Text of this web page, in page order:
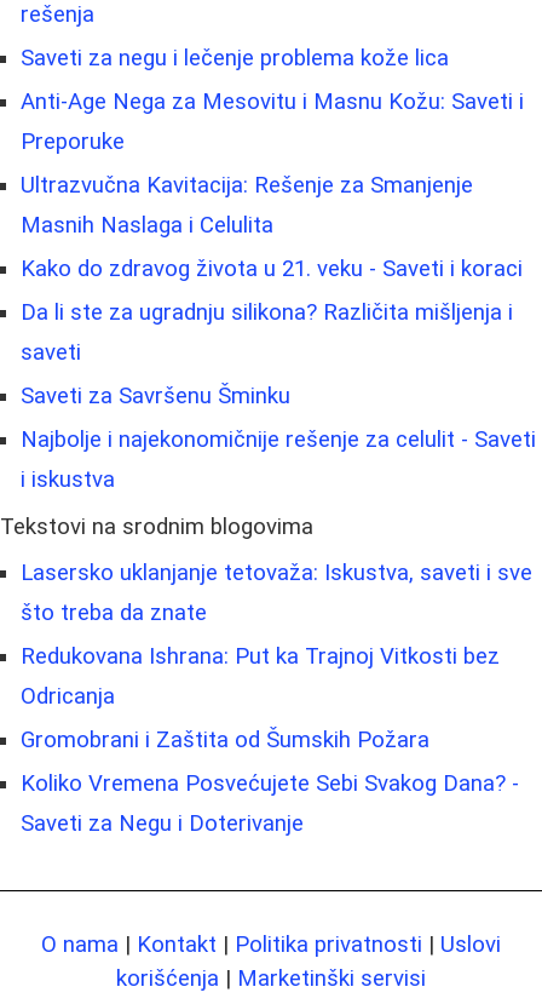
rešenja
Saveti za negu i lečenje problema kože lica
Anti-Age Nega za Mesovitu i Masnu Kožu: Saveti i
Preporuke
Ultrazvučna Kavitacija: Rešenje za Smanjenje
Masnih Naslaga i Celulita
Kako do zdravog života u 21. veku - Saveti i koraci
Da li ste za ugradnju silikona? Različita mišljenja i
saveti
Saveti za Savršenu Šminku
Najbolje i najekonomičnije rešenje za celulit - Saveti
i iskustva
Tekstovi na srodnim blogovima
Lasersko uklanjanje tetovaža: Iskustva, saveti i sve
što treba da znate
Redukovana Ishrana: Put ka Trajnoj Vitkosti bez
Odricanja
Gromobrani i Zaštita od Šumskih Požara
Koliko Vremena Posvećujete Sebi Svakog Dana? -
Saveti za Negu i Doterivanje
O nama | Kontakt | Politika privatnosti | Uslovi
korišćenja | Marketinški servisi